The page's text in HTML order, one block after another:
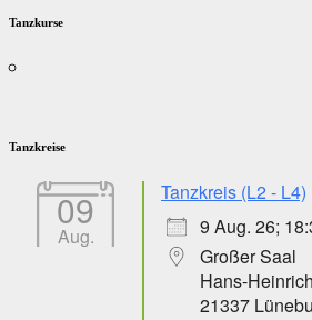
Tanzkurse
Tanzkreise
09
Aug.
Tanzkreis (L2 - L4)
9 Aug. 26;
Großer Saal
Hans-
21337